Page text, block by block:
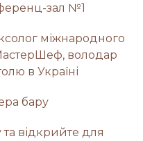
зал №1
міжнародного
володар
в Україні
бару
відкрийте для